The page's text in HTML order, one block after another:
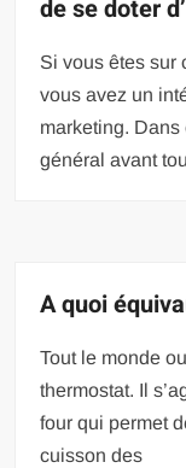
de se doter
Si vous êtes sur
vous avez un
marketing. Dans
général avant
A quoi
Tout le monde
thermostat. Il
four qui permet
cuisson des